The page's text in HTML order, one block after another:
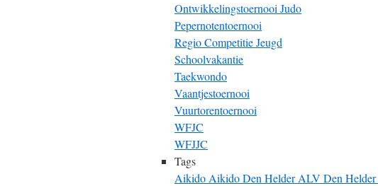
Ontwikkelingstoernooi Judo
Pepernotentoernooi
Regio Competitie Jeugd
Schoolvakantie
Taekwondo
Vaantjestoernooi
Vuurtorentoernooi
WFJC
WFJJC
Tags
Aikido Aikido Den HelderALV Den Helder